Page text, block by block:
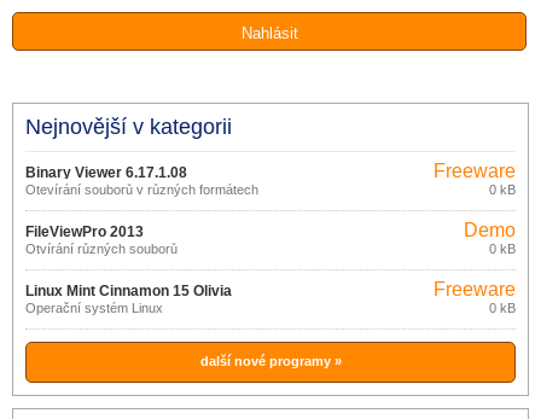
Nejnovější v kategorii
Binary Viewer 6.17.1.08
Otevírání souborů v různých formátech
Freeware
0 kB
FileViewPro 2013
Otvírání různých souborů
Demo
0 kB
Linux Mint Cinnamon 15 Olivia
Operační systém Linux
Freeware
0 kB
další nové programy »